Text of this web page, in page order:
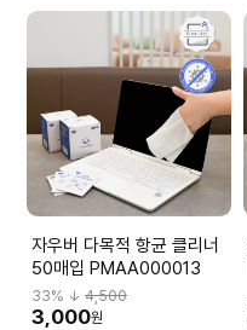
자우버 다목적 항균 클리너
50매입 PMAA000013
33% ↓ 4,500
3,000원